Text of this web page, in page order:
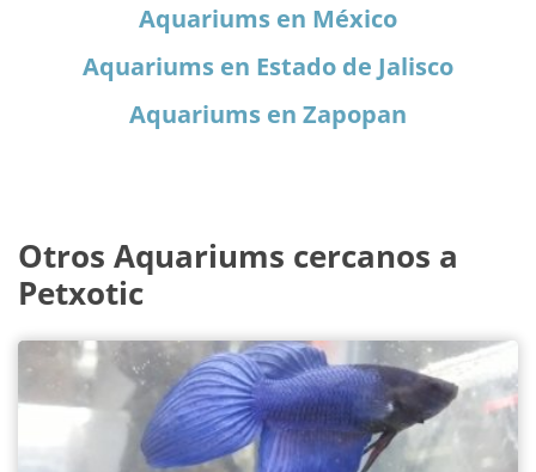
Aquariums en México
Aquariums en Estado de Jalisco
Aquariums en Zapopan
Otros Aquariums cercanos a
Petxotic